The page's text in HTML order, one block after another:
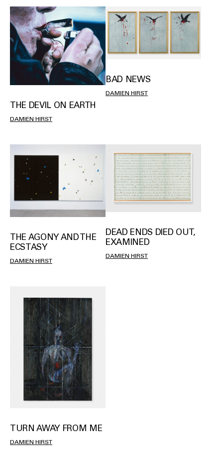
THE DEVIL ON EARTH
DAMIEN HIRST
BAD NEWS
DAMIEN HIRST
THE AGONY AND THE
ECSTASY
DAMIEN HIRST
DEAD ENDS DIED OUT,
EXAMINED
DAMIEN HIRST
TURN AWAY FROM ME
DAMIEN HIRST